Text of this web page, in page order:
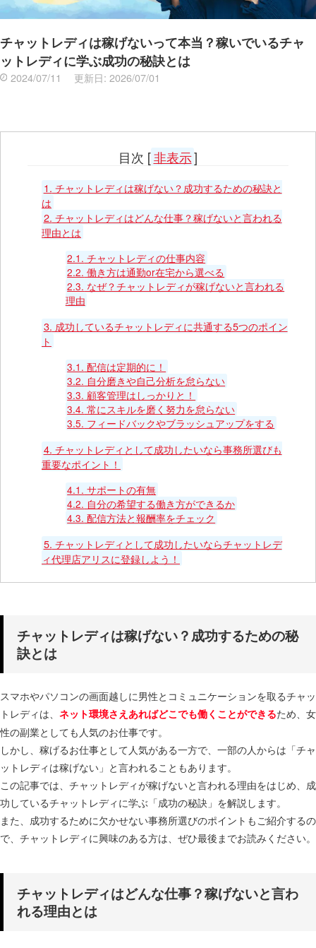
チャットレディは稼げないって本当？稼いでいるチャ
ットレディに学ぶ成功の秘訣とは
2024/07/11 更新日: 2026/07/01
目次 [非表示]
1. チャットレディは稼げない？成功するための秘訣と
は
2. チャットレディはどんな仕事？稼げないと言われる
理由とは
2.1. チャットレディの仕事内容
2.2. 働き方は通勤or在宅から選べる
2.3. なぜ？チャットレディが稼げないと言われる
理由
3. 成功しているチャットレディに共通する5つのポイン
ト
3.1. 配信は定期的に！
3.2. 自分磨きや自己分析を怠らない
3.3. 顧客管理はしっかりと！
3.4. 常にスキルを磨く努力を怠らない
3.5. フィードバックやブラッシュアップをする
4. チャットレディとして成功したいなら事務所選びも
重要なポイント！
4.1. サポートの有無
4.2. 自分の希望する働き方ができるか
4.3. 配信方法と報酬率をチェック
5. チャットレディとして成功したいならチャットレデ
ィ代理店アリスに登録しよう！
チャットレディは稼げない？成功するための秘
訣とは
スマホやパソコンの画面越しに男性とコミュニケーションを取るチャッ
トレディは、 ネット環境さえあればどこでも働くことができるため、女
性の副業としても人気のお仕事です。
しかし、稼げるお仕事として人気がある一方で、一部の人からは「チャ
ットレディは稼げない」と言われることもあります。
この記事では、チャットレディが稼げないと言われる理由をはじめ、成
功しているチャットレディに学ぶ「成功の秘訣」を解説します。
また、成功するために欠かせない事務所選びのポイントもご紹介するの
で、チャットレディに興味のある方は、ぜひ最後までお読みください。
チャットレディはどんな仕事？稼げないと言わ
れる理由とは